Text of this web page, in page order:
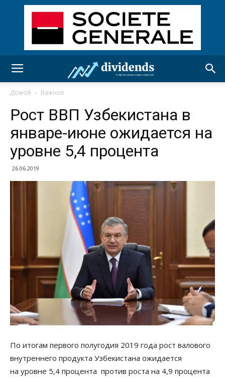
Домой Важное
Рост ВВП Узбекистана в
январе-июне ожидается на
уровне 5,4 процента
26.06.2019
По итогам первого полугодия 2019 года рост валового
внутреннего продукта Узбекистана ожидается
на уровне 5,4 процента против роста на 4,9 процента